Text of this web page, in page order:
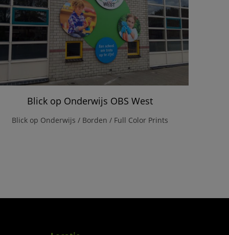
Blick op Onderwijs OBS West
Blick op Onderwijs / Borden / Full Color Prints